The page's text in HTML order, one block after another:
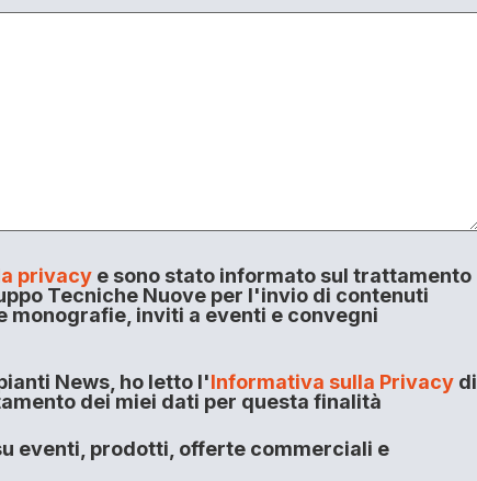
privacye sono stato informato sul trattamento
Tecniche Nuove per l'invio di contenuti
monografie, inviti a eventi e convegni
News, ho letto l'Informativa sulla Privacydi
dei miei dati per questa finalità
eventi, prodotti, offerte commerciali e